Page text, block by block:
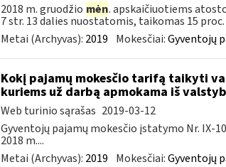
2018 m. gruodžio mėn. apskaičiuotiems
7 str. 13 dalies nuostatomis, taikomas 15 proc.
Metai (Archyvas): 2019 Mokesčiai:Gyventojų
Kokį pajamų mokesčio tarifą taikyti
kuriems už darbą apmokama iš
Web turinio sąrašas 2019-03-12
Gyventojų pajamų mokesčio įstatymo Nr. IX-
2018 m....
Metai (Archyvas): 2019 Mokesčiai:Gyventojų